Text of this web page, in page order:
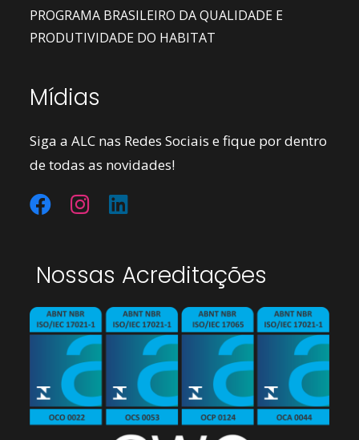
PROGRAMA BRASILEIRO DA QUALIDADE E
PRODUTIVIDADE DO HABITAT
Mídias
Siga a ALC nas Redes Sociais e fique por dentro
de todas as novidades!
Nossas Acreditações